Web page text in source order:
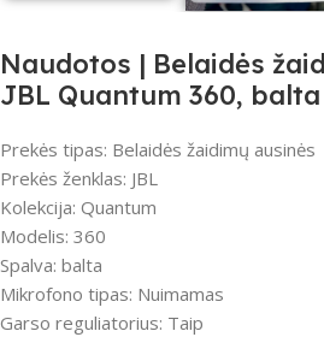
Naudotos | Belaidės
JBL Quantum 360, balta
Prekės tipas: Belaidės žaidimų ausinės
Prekės ženklas: JBL
Kolekcija: Quantum
Modelis: 360
Spalva: balta
Mikrofono tipas: Nuimamas
Garso reguliatorius: Taip